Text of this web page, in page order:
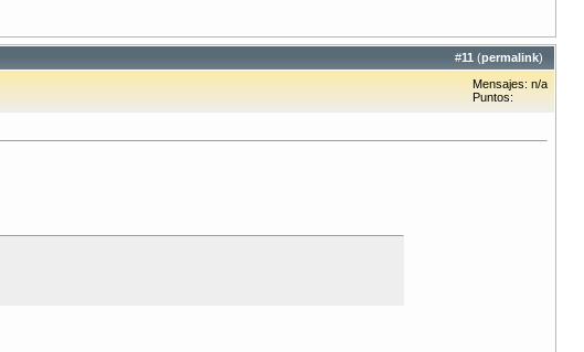
#11 (permalink)
Mensajes: n/a
Puntos: